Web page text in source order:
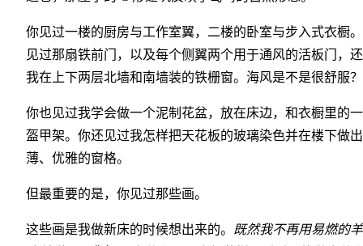
你见过一楼的厨房与工作室翼，二楼的卧室与步入式衣橱
见过那扇铁前门，以及每个侧翼两个用于通风的活板门，
我在上下两层北墙和南墙装的铁栅窗。海风是不是很舒服？
你也见过我学会做一个泥制花盆，放在床边，和衣橱里的
盔甲架。你还见过我怎样把天花板的玻璃染色并在楼下做
薄、优雅的窗格。
但最重要的是，你见过那些画。
这些画是我做新床的时候想出来的。 既然我不再用易燃的